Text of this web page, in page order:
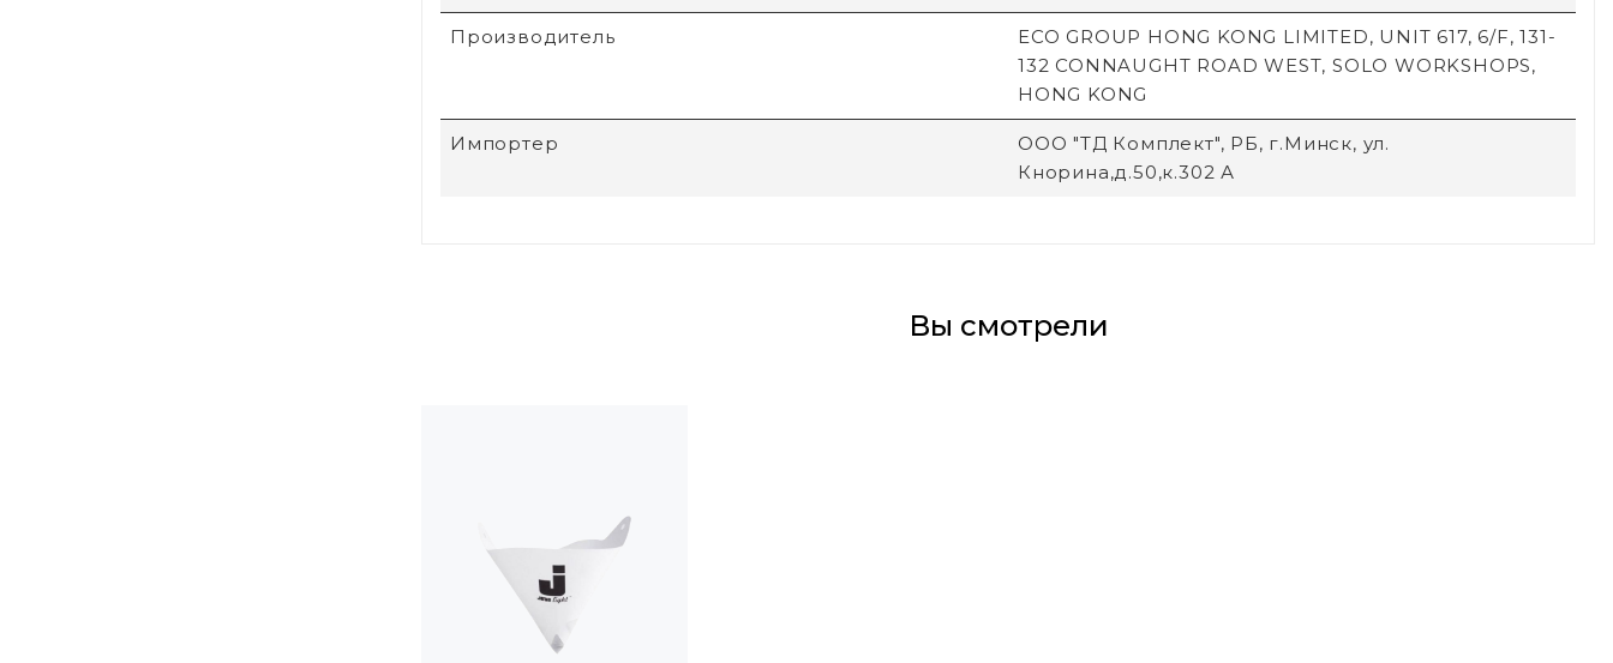
Производитель
ECO GROUP HONG KONG LIMITED, UNIT 617, 6/F, 131-
132 CONNAUGHT ROAD WEST, SOLO WORKSHOPS,
HONG KONG
Импортер
ООО "ТД Комплект", РБ, г.Минск, ул.
Кнорина,д.50,к.302 А
Вы смотрели